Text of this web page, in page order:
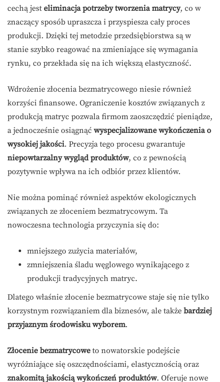
cechą jest eliminacja potrzeby tworzenia matrycy, co w
znaczący sposób upraszcza i przyspiesza cały proces
produkcji. Dzięki tej metodzie przedsiębiorstwa są w
stanie szybko reagować na zmieniające się wymagania
rynku, co przekłada się na ich większą elastyczność.
Wdrożenie złocenia bezmatrycowego niesie również
korzyści finansowe. Ograniczenie kosztów związanych z
produkcją matryc pozwala firmom zaoszczędzić pieniądze,
a jednocześnie osiągnąć wyspecjalizowane wykończenia o
wysokiej jakości. Precyzja tego procesu gwarantuje
niepowtarzalny wygląd produktów, co z pewnością
pozytywnie wpływa na ich odbiór przez klientów.
Nie można pominąć również aspektów ekologicznych
związanych ze złoceniem bezmatrycowym. Ta
nowoczesna technologia przyczynia się do:
mniejszego zużycia materiałów,
zmniejszenia śladu węglowego wynikającego z
produkcji tradycyjnych matryc.
Dlatego właśnie złocenie bezmatrycowe staje się nie tylko
korzystnym rozwiązaniem dla biznesów, ale także bardziej
przyjaznym środowisku wyborem.
Złocenie bezmatrycowe to nowatorskie podejście
wyróżniające się oszczędnościami, elastycznością oraz
znakomitą jakością wykończeń produktów. Oferuje nowe